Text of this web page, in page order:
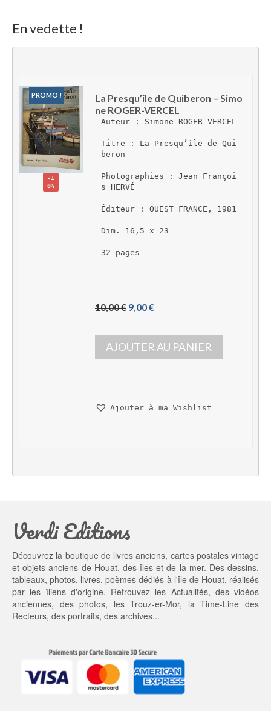
En vedette !
PROMO !
-1
0%
La Presqu’île de Quiberon – Simo
ne ROGER-VERCEL
Auteur : Simone ROGER-VERCEL
Titre : La Presqu’île de Qui
beron
Photographies : Jean Françoi
s HERVÉ
Éditeur : OUEST FRANCE, 1981
Dim. 16,5 x 23
32 pages
10,00 € L
p
r
i
i
é
t :
0,
0
0 €.
9,00 €L
p
r
i
s
AJOUTER AU PANIER
Ajouter à ma Wishlist
Verdi Editions
Découvrez la boutique de livres anciens, cartes postales vintage
et objets anciens de Houat, des îles et de la mer. Des dessins,
tableaux, photos, livres, poèmes dédiés à l'île de Houat, réalisés
par les îliens d'origine. Retrouvez les Actualités, des vidéos
anciennes, desphotos, lesTrouz-er-Mor, laTime-Line des
Recteurs, des portraits, des archives...